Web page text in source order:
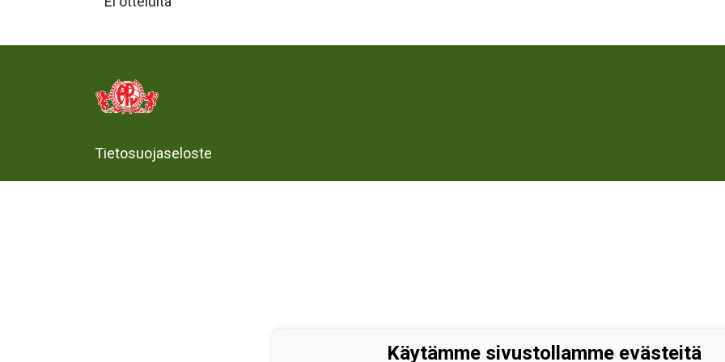
Tietosuojaseloste
Käytämme sivustollamme evästeitä